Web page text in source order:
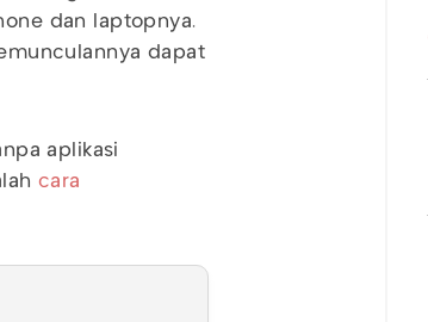
dan laptopnya.
dapat
aplikasi
cara